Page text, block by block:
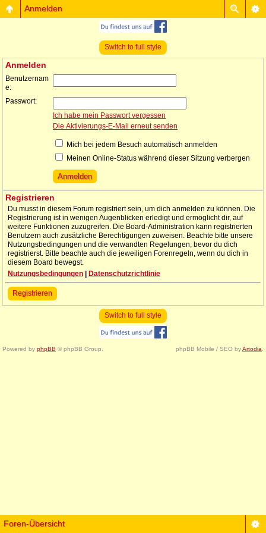
Anmelden
Switch to full style
Anmelden
Benutzernam
e:
Passwort:
Ich habe mein Passwort vergessen
Die Aktivierungs-E-Mail erneut senden
Mich bei jedem Besuch automatisch anmelden
Meinen Online-Status während dieser Sitzung verbergen
Registrieren
Du musst in diesem Forum registriert sein, um dich anmelden zu können. Die
Registrierung ist in wenigen Augenblicken erledigt und ermöglicht dir, auf
weitere Funktionen zuzugreifen. Die Board-Administration kann registrierten
Benutzern auch zusätzliche Berechtigungen zuweisen. Beachte bitte unsere
Nutzungsbedingungen und die verwandten Regelungen, bevor du dich
registrierst. Bitte beachte auch die jeweiligen Forenregeln, wenn du dich in
diesem Board bewegst.
Nutzungsbedingungen
Datenschutzrichtlinie
Registrieren
Switch to full style
Powered by phpBB © phpBB Group. phpBB Mobile / SEO byArtodia
Foren-Übersicht